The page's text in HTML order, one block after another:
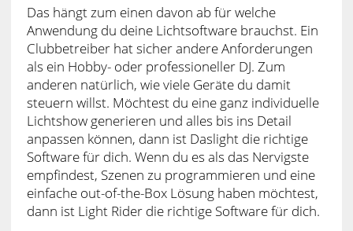
Das hängt zum einen davon ab für welche
Anwendung du deine Lichtsoftware brauchst. Ein
Clubbetreiber hat sicher andere Anforderungen
als ein Hobby- oder professioneller DJ. Zum
anderen natürlich, wie viele Geräte du damit
steuern willst. Möchtest du eine ganz individuelle
Lichtshow generieren und alles bis ins Detail
anpassen können, dann ist Daslight die richtige
Software für dich. Wenn du es als das Nervigste
empfindest, Szenen zu programmieren und eine
einfache out-of-the-Box Lösung haben möchtest,